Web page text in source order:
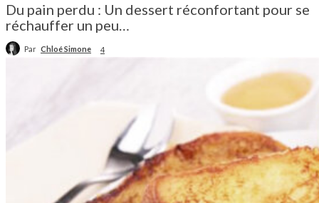
Du pain perdu : Un dessert réconfortant pour se
réchauffer un peu…
Par Chloé Simone 4